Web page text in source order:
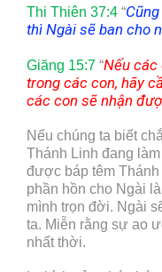
Thi Thiên 37:4 “
thì Ngài sẽ ban cho
Giăng 15:7 “Nếu các
trong các con, hãy
các con sẽ nhận
Nếu chúng ta biết
Thánh Linh đang
được báp têm
phần hồn cho Ngài
mình trọn đời. Ngài
ta. Miễn rằng sự ao
nhất thời.